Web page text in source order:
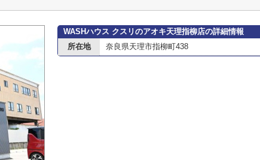
WASHハウス クスリのアオキ天理指柳店の詳細情報
所在地
奈良県天理市指柳町438